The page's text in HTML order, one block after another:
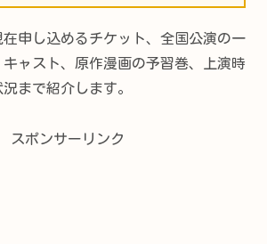
申し込めるチケット、全国公演の一
ャスト、原作漫画の予習巻、上演時
まで紹介します。
スポンサーリンク